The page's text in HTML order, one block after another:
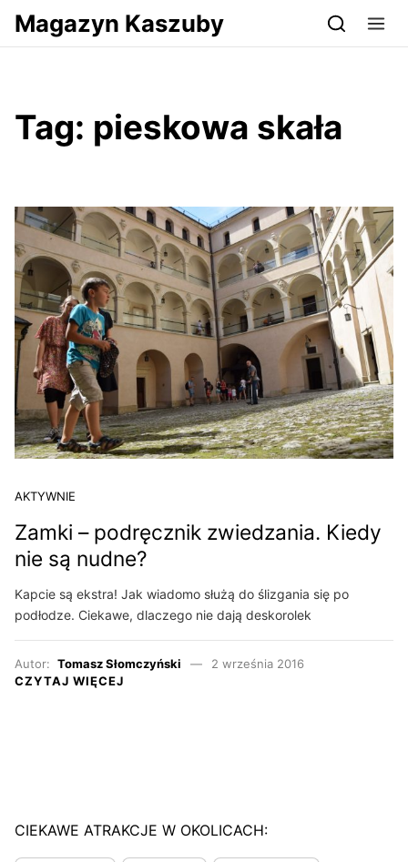
Przejdź do serwisu magazynkaszuby.pl
Magazyn Kaszuby
Tag: pieskowa skała
AKTYWNIE
Zamki – podręcznik zwiedzania. Kiedy
nie są nudne?
Kapcie są ekstra! Jak wiadomo służą do ślizgania się po
podłodze. Ciekawe, dlaczego nie dają deskorolek
Autor: Tomasz Słomczyński
2 września 2016
CZYTAJ WIĘCEJ
CIEKAWE ATRAKCJE W OKOLICACH: